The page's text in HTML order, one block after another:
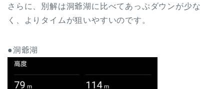
さらに、別解は洞爺湖に比べてあっぷダウンが少な
く、よりタイムが狙いやすいのです。
●洞爺湖